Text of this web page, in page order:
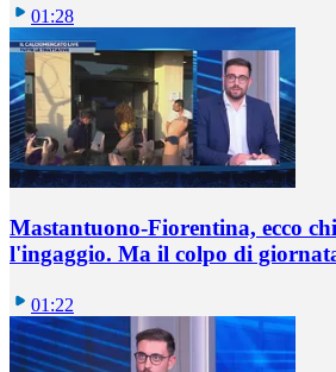
01:28
Mastantuono-Fiorentina, ecco
l'ingaggio. Ma il colpo di
01:22